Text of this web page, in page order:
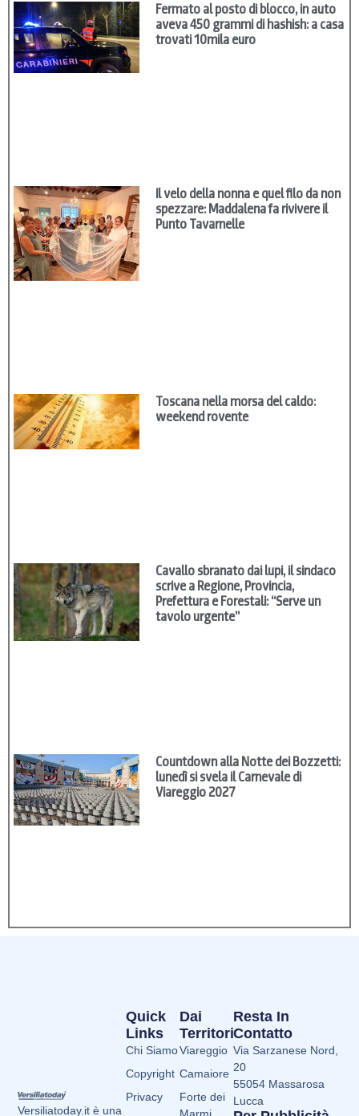
Fermato al posto di blocco, in auto
aveva 450 grammi di hashish: a casa
trovati 10mila euro
Il velo della nonna e quel filo da non
spezzare: Maddalena fa rivivere il
Punto Tavarnelle
Toscana nella morsa del caldo:
weekend rovente
Cavallo sbranato dai lupi, il sindaco
scrive a Regione, Provincia,
Prefettura e Forestali: “Serve un
tavolo urgente”
Countdown alla Notte dei Bozzetti:
lunedì si svela il Carnevale di
Viareggio 2027
Versiliatoday.it è una
Dai
Territori
Viareggio
Camaiore
Forte dei
Marmi
Quick
Links
Chi Siamo
Copyright
Privacy
Resta In
Contatto
Via Sarzanese Nord,
20
55054 Massarosa
Lucca